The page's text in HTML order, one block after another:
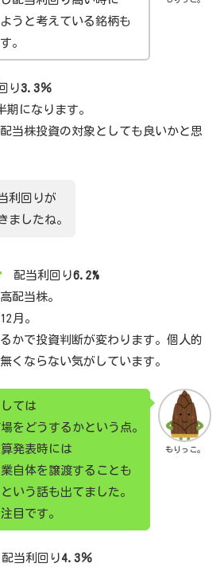
うと考えている銘柄も
。
り3.3％
期になります。
当株投資の対象としても良いかと思
利回りが
ましたね。
配当利回り6.2%
配当株。
月。
かで投資判断が変わります。個人的
くならない気がしています。
もりっこ。
ては
をどうするかという点。
発表時には
自体を譲渡することも
いう話も出てました。
目です。
当利回り4.3％